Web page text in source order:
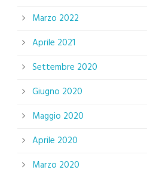
Marzo 2022
Aprile 2021
Settembre 2020
Giugno 2020
Maggio 2020
Aprile 2020
Marzo 2020